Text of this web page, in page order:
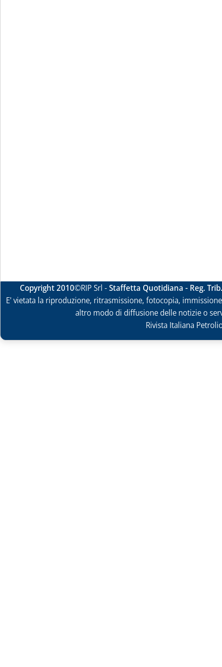
Copyright 2010©RIP Srl -Staffetta Quotidiana - Reg.
E' vietata la riproduzione, ritrasmissione, fotocopia,
altro modo di diffusione delle notizie o
Rivista Italiana